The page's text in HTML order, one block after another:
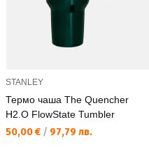
STANLEY
Термо чаша The Quencher
H2.O FlowState Tumbler
Текуща цена:
50,00 € / 97,79 лв.